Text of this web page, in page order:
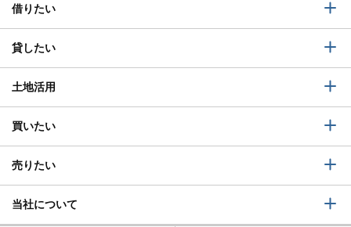
借りたい
貸したい
土地活用
買いたい
売りたい
当社について